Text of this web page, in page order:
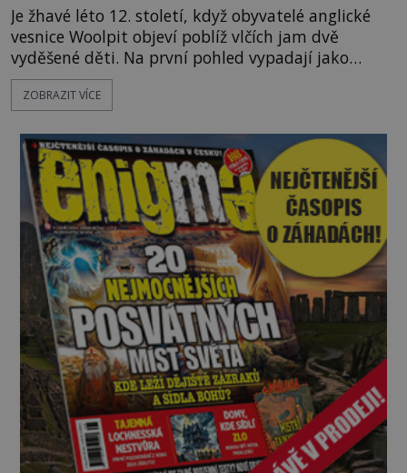
Je žhavé léto 12. století, když obyvatelé anglické
vesnice Woolpit objeví poblíž vlčích jam dvě
vyděšené děti. Na první pohled vypadají jako
každé jiné, až na jednu děsivou výjimku. Jejich
kůže má nazelenalý odstín, mluví
kromě syrových bobů. Příběh se rychle stává
jednou z největších záhad středověké Anglie a ani
po téměř devíti stech letech není
ZOBRAZIT VÍCE